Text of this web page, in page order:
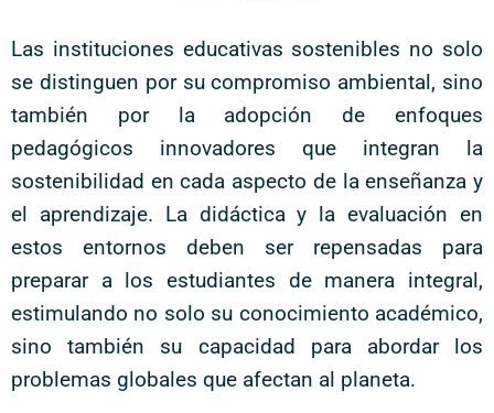
Las instituciones educativas sostenibles no solo
se distinguen por su compromiso ambiental, sino
también por la adopción de enfoques
pedagógicos innovadores que integran la
sostenibilidad en cada aspecto de la enseñanza y
el aprendizaje. La didáctica y la evaluación en
estos entornos deben ser repensadas para
preparar a los estudiantes de manera integral,
estimulando no solo su conocimiento académico,
sino también su capacidad para abordar los
problemas globales que afectan al planeta.